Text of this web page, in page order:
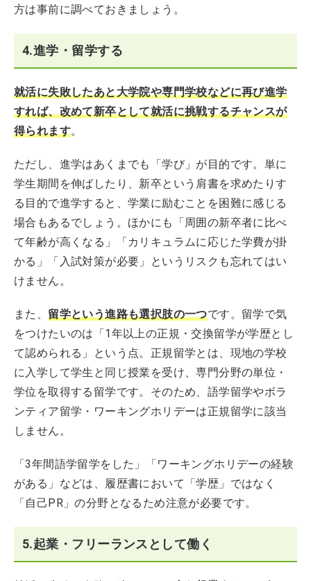
方は事前に調べておきましょう。
4.進学・留学する
就活に失敗したあと大学院や専門学校などに再び進学
すれば、改めて新卒として就活に挑戦するチャンスが
得られます。
ただし、進学はあくまでも「学び」が目的です。単に
学生期間を伸ばしたり、新卒という肩書を求めたりす
る目的で進学すると、学業に励むことを困難に感じる
場合もあるでしょう。ほかにも「周囲の新卒者に比べ
て年齢が高くなる」「カリキュラムに応じた学費が掛
かる」「入試対策が必要」というリスクも忘れてはい
けません。
また、 留学という進路も選択肢の一つです。留学で気
をつけたいのは「1年以上の正規・交換留学が学歴とし
て認められる」という点。正規留学とは、現地の学校
に入学して学生と同じ授業を受け、専門分野の単位・
学位を取得する留学です。そのため、語学留学やボラ
ンティア留学・ワーキングホリデーは正規留学に該当
しません。
「3年間語学留学をした」「ワーキングホリデーの経験
がある」などは、履歴書において「学歴」ではなく
「自己PR」の分野となるため注意が必要です。
5.起業・フリーランスとして働く